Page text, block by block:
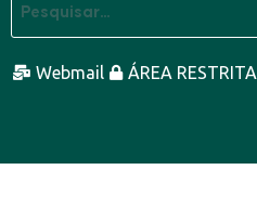
Webmail ÁREA RESTRITA